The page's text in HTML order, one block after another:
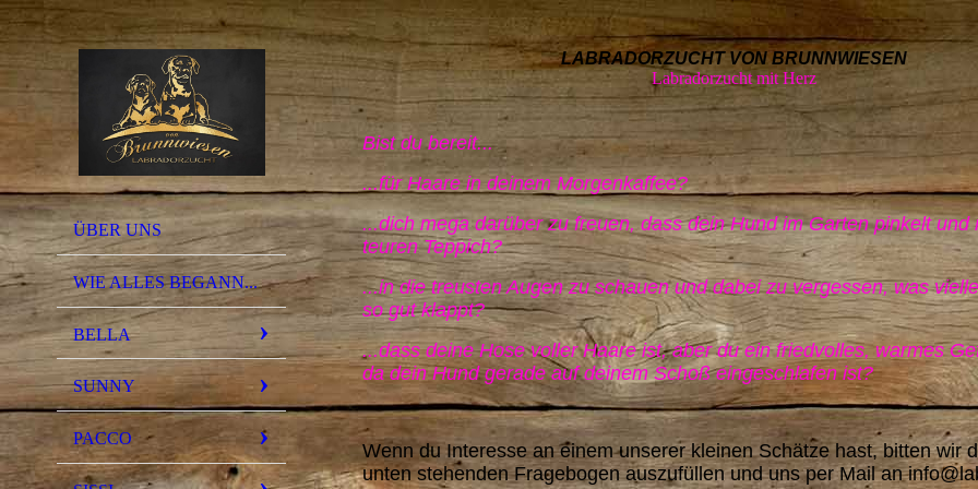
ÜBER UNS
WIE ALLES BEGANN...
BELLA
SUNNY
PACCO
LABRADORZUCHT VON BRUNNWIESEN
Labradorzucht mit Herz
Bist du bereit...
...für Haare in deinem Morgenkaffee?
...dich mega darüber zu freuen, dass dein Hund im Garten pinkelt und
teuren Teppich?
...in die treusten Augen zu schauen und dabei zu vergessen, was
so gut klappt?
...dass deine Hose voller Haare ist, aber du ein friedvolles, warmes
da dein Hund gerade auf deinem Schoß eingeschlafen ist?
Wenn du Interesse an einem unserer kleinen Schätze hast, bitten wir
unten stehenden Fragebogen auszufüllen und uns per Mail an